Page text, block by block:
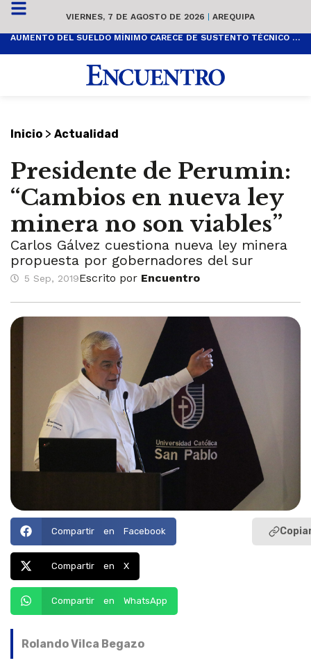
VIERNES, 7 DE AGOSTO DE 2026 | AREQUIPA
AUMENTO DEL SUELDO MÍNIMO CARECE DE SUSTENTO TÉCNICO Y ES POPULISTA
Inicio > Actualidad
Presidente de Perumin:
“Cambios en nueva ley
minera no son viables”
Carlos Gálvez cuestiona nueva ley minera
propuesta por gobernadores del sur
5 Sep, 2019Escrito por Encuentro
Compartir en Facebook
Compartir en X
Compartir en WhatsApp
Rolando Vilca Begazo